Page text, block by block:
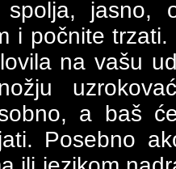
jasno,
i počnite
na vašu
a baš
Posebno